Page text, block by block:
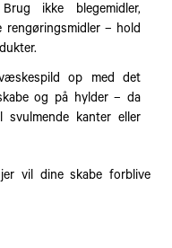
ikke blegemidler,
rengøringsmidler – hold
op med det
og på hylder – da
kanter eller
vil dine skabe forblive